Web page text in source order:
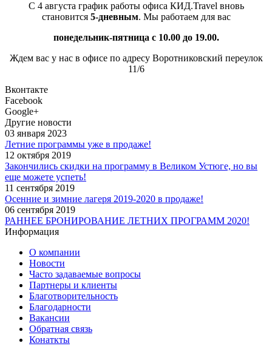
С 4 августа график работы офиса КИД.Travel вновь
становится 5-дневным. Мы работаем для вас
понедельник-пятница с 10.00 до 19.00.
Ждем вас у нас в офисе по адресу Воротниковский переулок
11/6
Вконтакте
Facebook
Google+
Другие новости
03 января 2023
Летние программы уже в продаже!
12 октября 2019
Закончились скидки на программу в Великом Устюге, но вы
еще можете успеть!
11 сентября 2019
Осенние и зимние лагеря 2019-2020 в продаже!
06 сентября 2019
РАННЕЕ БРОНИРОВАНИЕ ЛЕТНИХ ПРОГРАММ 2020!
Информация
О компании
Новости
Часто задаваемые вопросы
Партнеры и клиенты
Благотворительность
Благодарности
Вакансии
Обратная связь
Конаткты